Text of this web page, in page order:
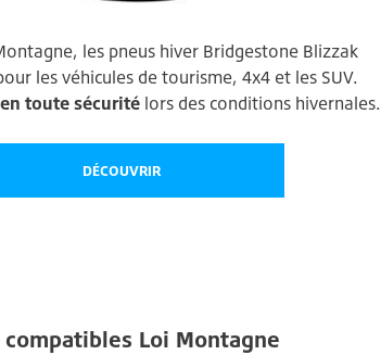
les pneus hiver Bridgestone Blizzak
les véhicules de tourisme, 4x4 et les SUV.
toute sécurité lors des conditions hivernales.
DÉCOUVRIR
Loi Montagne